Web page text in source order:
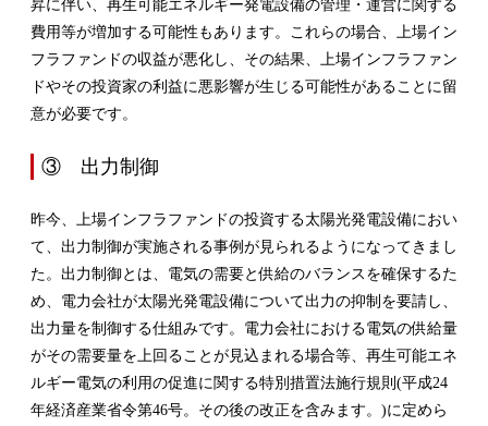
昇に伴い、再生可能エネルギー発電設備の管理・運営に関する
費用等が増加する可能性もあります。これらの場合、上場イン
フラファンドの収益が悪化し、その結果、上場インフラファン
ドやその投資家の利益に悪影響が生じる可能性があることに留
意が必要です。
③ 出力制御
昨今、上場インフラファンドの投資する太陽光発電設備におい
て、出力制御が実施される事例が見られるようになってきまし
た。出力制御とは、電気の需要と供給のバランスを確保するた
め、電力会社が太陽光発電設備について出力の抑制を要請し、
出力量を制御する仕組みです。電力会社における電気の供給量
がその需要量を上回ることが見込まれる場合等、再生可能エネ
ルギー電気の利用の促進に関する特別措置法施行規則(平成24
年経済産業省令第46号。その後の改正を含みます。)に定めら